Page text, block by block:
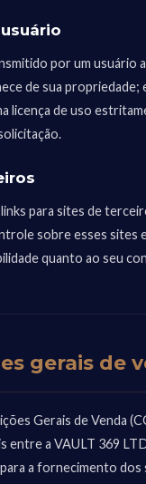
por um usuário
de sua propriedade;
licença de uso
para sites de
sobre esses sites
quanto ao seu
gerais de
Gerais de Venda
entre a VAULT 369
a fornecimento dos